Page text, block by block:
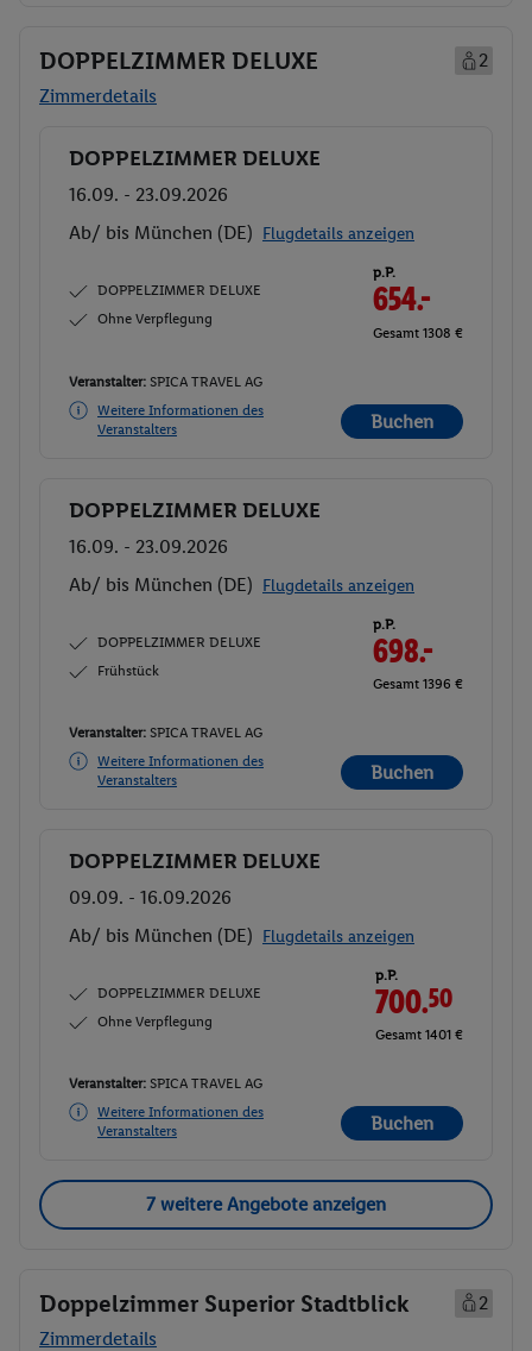
DOPPELZIMMER DELUXE
2
Zimmerdetails
Buchen
DOPPELZIMMER DELUXE
16.09. - 23.09.2026
Ab/ bis München (DE) Flugdetails anzeigen
DOPPELZIMMER DELUXE
Ohne Verpflegung
p.P.
654.-
Gesamt 1308 €
Veranstalter: SPICA TRAVEL AG
Weitere Informationen des
Veranstalters
Buchen
Buchen
DOPPELZIMMER DELUXE
16.09. - 23.09.2026
Ab/ bis München (DE) Flugdetails anzeigen
DOPPELZIMMER DELUXE
Frühstück
p.P.
698.-
Gesamt 1396 €
Veranstalter: SPICA TRAVEL AG
Weitere Informationen des
Veranstalters
Buchen
Buchen
DOPPELZIMMER DELUXE
09.09. - 16.09.2026
Ab/ bis München (DE) Flugdetails anzeigen
DOPPELZIMMER DELUXE
Ohne Verpflegung
p.P.
700.50
Gesamt 1401 €
Veranstalter: SPICA TRAVEL AG
Weitere Informationen des
Veranstalters
Buchen
7 weitere Angebote anzeigen
Doppelzimmer Superior Stadtblick
2
Zimmerdetails